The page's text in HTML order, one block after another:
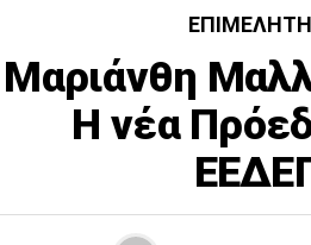
Μαριάνθη
Η νέα